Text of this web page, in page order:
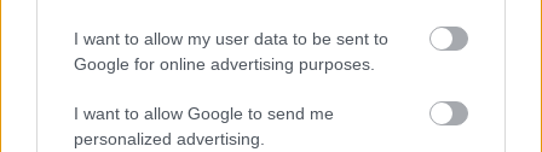
I want to allow my user data to be sent to
Google for online advertising purposes.
I want to allow Google to send me
personalized advertising.